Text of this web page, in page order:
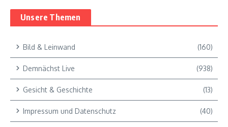
Unsere Themen
Bild & Leinwand (160)
Demnächst Live (938)
Gesicht & Geschichte (13)
Impressum und Datenschutz (40)